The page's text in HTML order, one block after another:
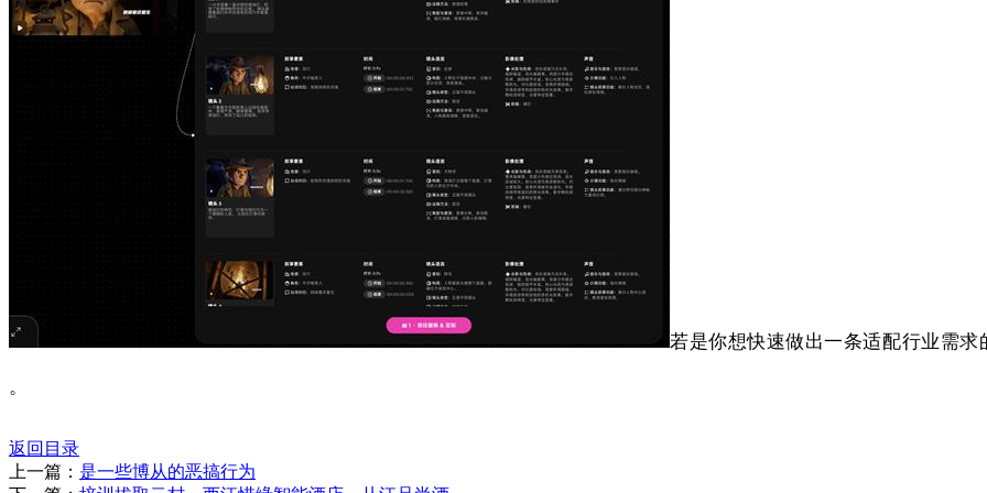
若是你想快速做出一条适配行业需求
。
返回目录
上一篇： 是一些博从的恶搞行为